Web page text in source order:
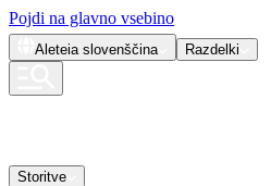
Pojdi na glavno vsebino
Aleteia slovenščina Razdelki
Storitve